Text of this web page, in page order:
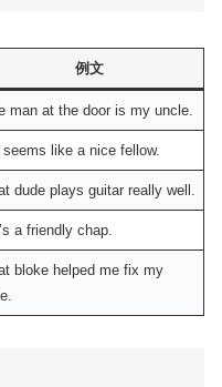
例文
man at the door is my uncle.
seems like a nice fellow.
dude plays guitar really well.
a friendly chap.
bloke helped me fix my